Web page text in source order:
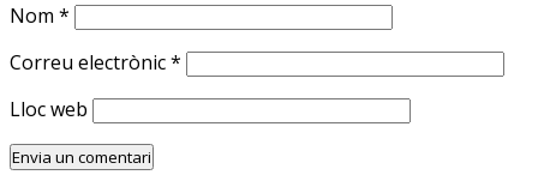
Nom *
Correu electrònic*
Lloc web